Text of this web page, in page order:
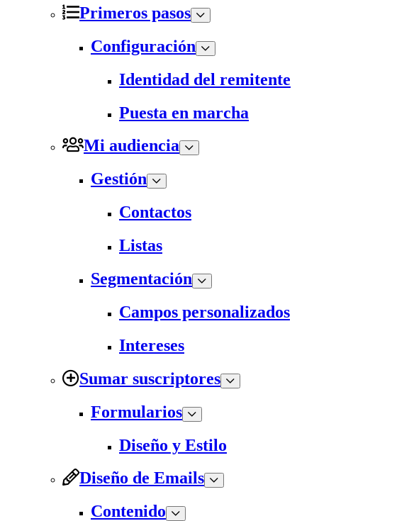
Primeros pasos
Configuración
Identidad del remitente
Puesta en marcha
Mi audiencia
Gestión
Contactos
Listas
Segmentación
Campos personalizados
Intereses
Sumar suscriptores
Formularios
Diseño y Estilo
Diseño de Emails
Contenido